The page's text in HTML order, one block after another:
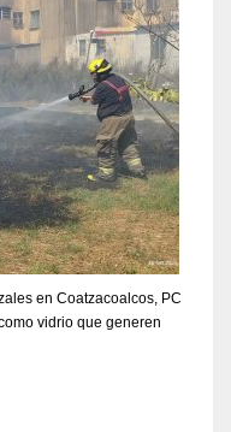
en Coatzacoalcos, PC
vidrio que generen